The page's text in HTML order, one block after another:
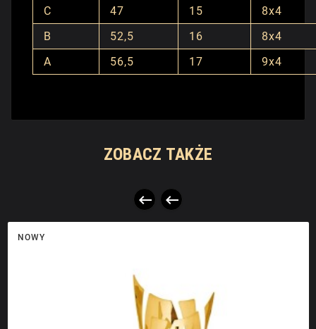
C
47 15
8x4
B
52,5 16
8x4
A
56,5 17 9x4
ZOBACZ TAKŻE
 
NOWY